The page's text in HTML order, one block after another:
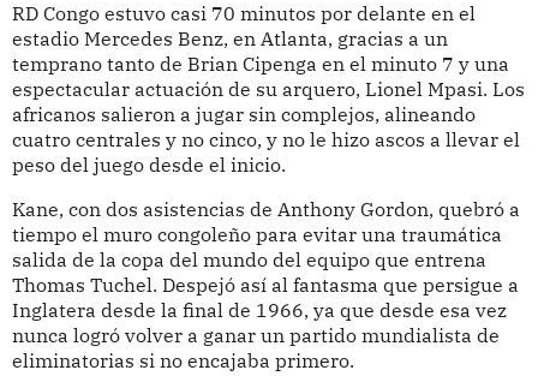
RD Congo estuvo casi 70 minutos por delante en el
estadio Mercedes Benz, en Atlanta, gracias a un
temprano tanto de Brian Cipenga en el minuto 7 y una
espectacular actuación de su arquero, Lionel Mpasi. Los
africanos salieron a jugar sin complejos, alineando
cuatro centrales y no cinco, y no le hizo ascos a llevar el
peso del juego desde el inicio.
Kane, con dos asistencias de Anthony Gordon, quebró a
tiempo el muro congoleño para evitar una traumática
salida de la copa del mundo del equipo que entrena
Thomas Tuchel. Despejó así al fantasma que persigue a
Inglatera desde la final de 1966, ya que desde esa vez
nunca logró volver a ganar un partido mundialista de
eliminatorias si no encajaba primero.